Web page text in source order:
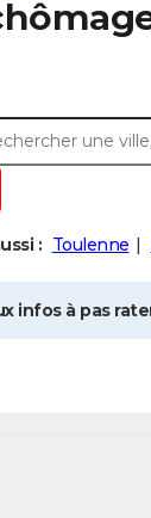
: Toulenne
infos à pas